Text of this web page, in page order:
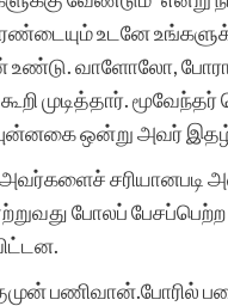
உடனே
உண்டு. வாளோலோ,
முடித்தார்.
ஒன்று அவர்
சரியானபடி
போலப்